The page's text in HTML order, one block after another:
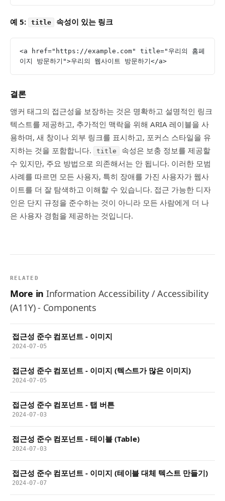
예 5: title 속성이 있는 링크
<a href="https://example.com" title="우리의 홈페
이지 방문하기">우리의 웹사이트 방문하기</a>
결론
앵커 태그의 접근성을 보장하는 것은 명확하고 설명적인 링크
텍스트를 제공하고, 추가적인 맥락을 위해 ARIA 레이블을 사
용하며, 새 창이나 외부 링크를 표시하고, 포커스 스타일을 유
지하는 것을 포함합니다.
title
속성은 보충 정보를 제공할
수 있지만, 주요 방법으로 의존해서는 안 됩니다. 이러한 모범
사례를 따르면 모든 사용자, 특히 장애를 가진 사용자가 웹사
이트를 더 잘 탐색하고 이해할 수 있습니다. 접근 가능한 디자
인은 단지 규정을 준수하는 것이 아니라 모든 사람에게 더 나
은 사용자 경험을 제공하는 것입니다.
RELATED
More in Information Accessibility / Accessibility
(A11Y) - Components
접근성 준수 컴포넌트 - 이미지
2024-07-05
접근성 준수 컴포넌트 - 이미지 (텍스트가 많은 이미지)
2024-07-05
접근성 준수 컴포넌트 - 탭 버튼
2024-07-03
접근성 준수 컴포넌트 - 테이블 (Table)
2024-07-03
접근성 준수 컴포넌트 - 이미지 (테이블 대체 텍스트 만들기)
2024-07-07